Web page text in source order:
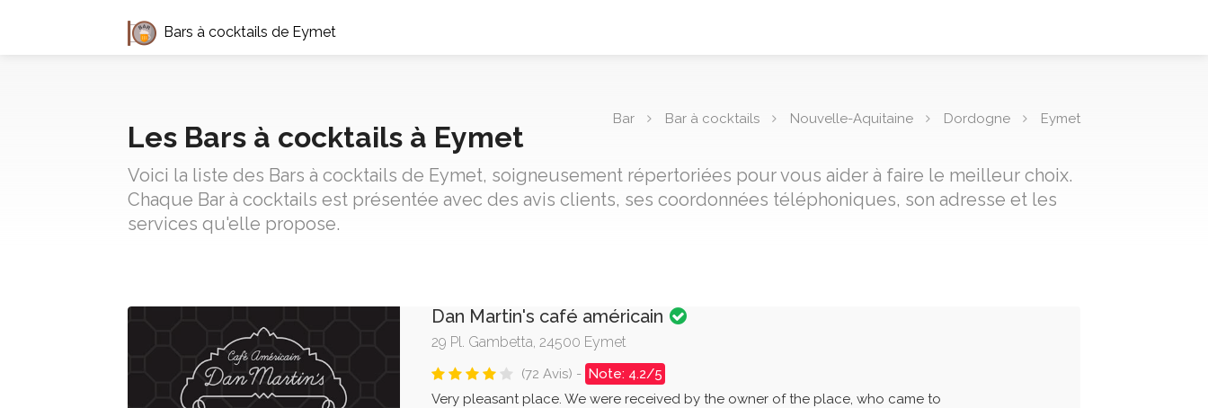
Bars à cocktails de Eymet
Bar Bar à cocktails Nouvelle-Aquitaine Dordogne Eymet
Les Bars à cocktails à Eymet
Voici la liste des Bars à cocktails de Eymet, soigneusement répertoriées pour vous aider à faire le meilleur choix.
Chaque Bar à cocktails est présentée avec des avis clients, ses coordonnées téléphoniques, son adresse et les
services qu'elle propose.
Dan Martin's café américain
29 Pl. Gambetta, 24500 Eymet
(72 Avis) - Note: 4.2/5
Very pleasant place. We were received by the owner of the place, who came to